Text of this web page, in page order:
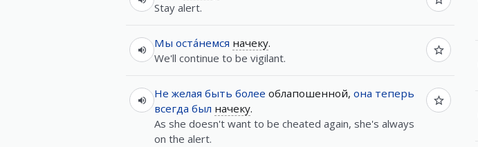
Stay alert.
Мы оста́немся начеку.
We'll continue to be vigilant.
Не желая быть более облапошенной, она теперь
всегда был начеку.
As she doesn't want to be cheated again, she's always
on the alert.